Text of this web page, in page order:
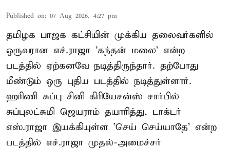
Published on: 07 Aug 2026, 4:27 pm
தமிழக பாஜக கட்சியின் முக்கிய தலைவர்களில்
ஒருவரான எச்.ராஜா 'கந்தன் மலை' என்ற
படத்தில் ஏற்கனவே நடித்திருந்தார். தற்போது
மீண்டும் ஒரு புதிய படத்தில் நடித்துள்ளார்.
ஹரிணி சுப்பு சினி கிரியேசன்ஸ் சார்பில்
சுப்புலட்சுமி ஜெயராம் தயாரித்து, டாக்டர்
எஸ்.ராஜா இயக்கியுள்ள 'செய் செய்யாதே' என்ற
படத்தில் எச்.ராஜா முதல்-அமைச்சர்